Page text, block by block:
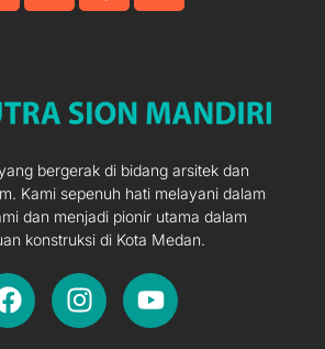
bergerak di bidang arsitek dan
Kami sepenuh hati melayani dalam
dan menjadi pionir utama dalam
konstruksi di Kota Medan.
F
a
I
n
Y
o